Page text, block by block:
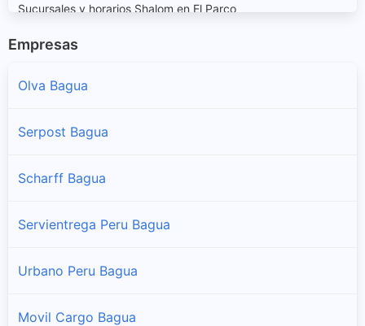
Sucursales y horarios Shalom en El Parco
Imaza
Sucursales y horarios Shalom en La Peca
Empresas
Olva Bagua
Serpost Bagua
Scharff Bagua
Servientrega Peru Bagua
Urbano Peru Bagua
Movil Cargo Bagua